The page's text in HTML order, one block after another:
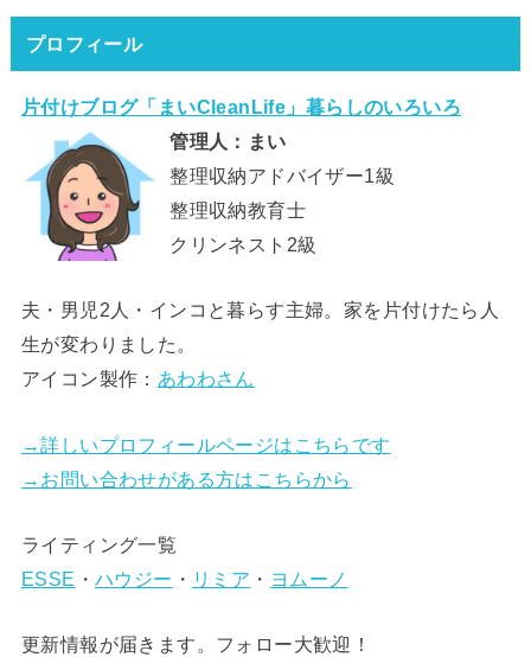
プロフィール
片付けブログ「まいCleanLife」暮らしのいろいろ
管理人：まい
整理収納アドバイザー1級
整理収納教育士
クリンネスト2級
夫・男児2人・インコと暮らす主婦。家を片付けたら人
生が変わりました。
アイコン製作： あわわさん
→詳しいプロフィールページはこちらです
→お問い合わせがある方はこちらから
ライティング一覧
ESSE ・ ハウジー ・ リミア ・ ヨムーノ
更新情報が届きます。フォロー大歓迎！